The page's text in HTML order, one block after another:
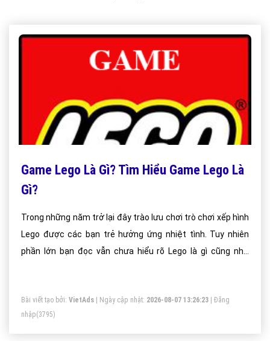
Game Lego Là Gì? Tìm Hiểu Game Lego Là
Gì?
Trong những năm trở lại đây trào lưu chơi trò chơi xếp hình
Lego được các bạn trẻ hưởng ứng nhiệt tình. Tuy nhiên
phần lớn bạn đọc vẫn chưa hiểu rõ Lego là gì cũng như
câu hỏi Lego là gì?
Bài viết tạo bởi: VietAds | Ngày cập nhật: 2026-08-07 13:26:23
Đăng
nhập(3795)